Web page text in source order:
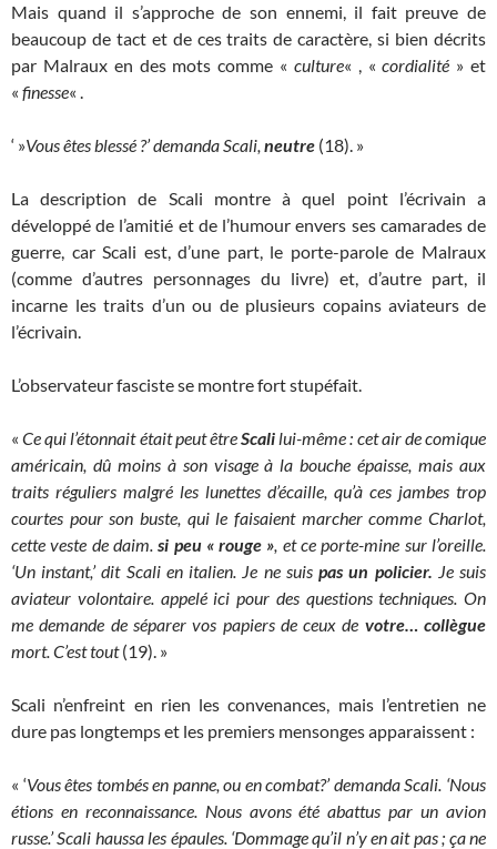
Mais quand il s’approche de son ennemi, il fait preuve de
beaucoup de tact et de ces traits de caractère, si bien décrits
par Malraux en des mots comme « culture« , «cordialité » et
« finesse« .
‘ »Vous êtes blessé ?’ demanda Scali, neutre (18). »
La description de Scali montre à quel point l’écrivain a
développé de l’amitié et de l’humour envers ses camarades de
guerre, car Scali est, d’une part, le porte-parole de Malraux
(comme d’autres personnages du livre) et, d’autre part, il
incarne les traits d’un ou de plusieurs copains aviateurs de
l’écrivain.
L’observateur fasciste se montre fort stupéfait.
«Ce qui l’étonnait était peut­ êtreScali lui-même : cet air de comique
américain, dû moins à son visage à la bouche épaisse, mais aux
traits réguliers malgré les lunettes d’écaille, qu’à ces jambes trop
courtes pour son buste, qui le faisaient marcher comme Charlot,
cette veste de daim.si peu « rouge », et ce porte-mine sur l’oreille.
‘Un instant,’ dit Scali en italien. Je ne suispas un policier. Je suis
aviateur volontaire. appelé ici pour des questions techniques. On
me demande de séparer vos papiers de ceux de votre… collègue
mort. C’est tout(19). »
Scali n’enfreint en rien les convenances, mais l’entretien ne
dure pas longtemps et les premiers mensonges apparaissent :
« ‘Vous êtes tombés en panne, ou en combat?’ demanda Scali. ‘Nous
étions en reconnaissance. Nous avons été abattus par un avion
russe.’ Scali haussa les épaules. ‘Dommage qu’il n’y en ait pas ; ça ne